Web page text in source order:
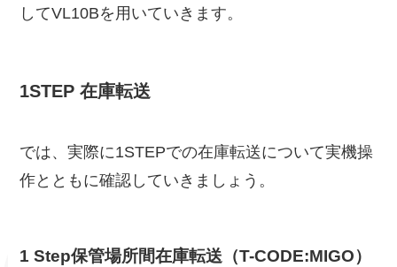
してVL10Bを用いていきます。
1STEP 在庫転送
では、実際に1STEPでの在庫転送について実機操
作とともに確認していきましょう。
1 Step保管場所間在庫転送（T-CODE:MIGO）